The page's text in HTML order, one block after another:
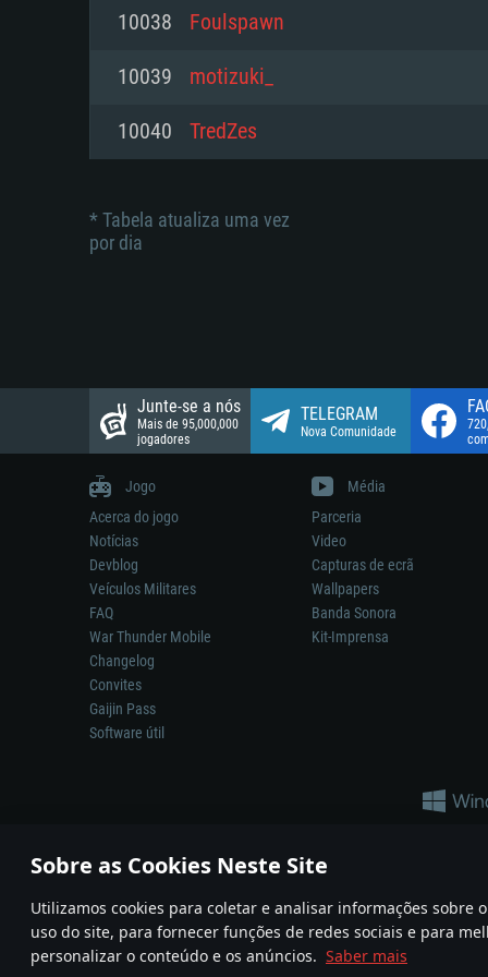
Sobre as Cookies Neste Site
Utilizamos cookies para coletar e analisar informações sobre
uso do site, para fornecer funções de redes sociais e para
personalizar o conteúdo e os anúncios. Saber mais
Disco: 23,1 GB
Network: Internet de banda larga.
Disco: 21,5 GB
Network: Internet de banda larga.
Disco: 21,5 GB
10038 Foulspawn
10039 motizuki_
10040 TredZes
* Tabela atualiza uma vez
por dia
Junte-se a nós
Mais de 95,000,000
jogadores
TELEGRAM
Nova Comunidade
Jogo
Acerca do jogo
Notícias
Devblog
Veículos Militares
FAQ
War Thunder Mobile
Changelog
Convites
Gaijin Pass
Software útil
Média
Parceria
Video
Capturas de ecrã
Wallpapers
Banda Sonora
Kit-Imprensa
A reprodução de qualquer sistema de armas ou veículo neste
© 2011—2026 Gaijin Games Kft. All trademarks, logos and brand
Termos e condições Termos de Serviço